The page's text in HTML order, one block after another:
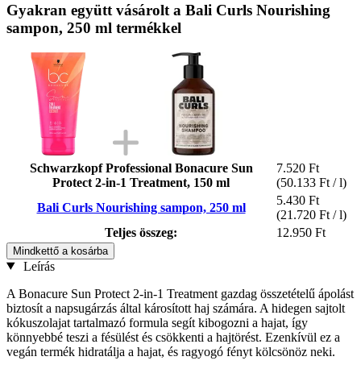
Gyakran együtt vásárolt a Bali Curls Nourishing
sampon, 250 ml termékkel
Schwarzkopf Professional Bonacure Sun
Protect 2-in-1 Treatment, 150 ml
7.520 Ft
(50.133 Ft / l)
Bali Curls Nourishing sampon, 250 ml
5.430 Ft
(21.720 Ft / l)
Teljes összeg:
12.950 Ft
Mindkettő a kosárba
Leírás
A Bonacure Sun Protect 2-in-1 Treatment gazdag összetételű ápolást
biztosít a napsugárzás által károsított haj számára. A hidegen sajtolt
kókuszolajat tartalmazó formula segít kibogozni a hajat, így
könnyebbé teszi a fésülést és csökkenti a hajtörést. Ezenkívül ez a
vegán termék hidratálja a hajat, és ragyogó fényt kölcsönöz neki.